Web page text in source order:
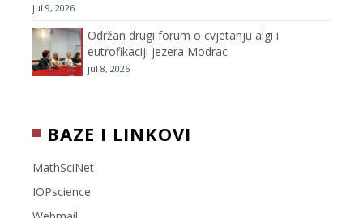
jul 9, 2026
Održan drugi forum o cvjetanju algi i
eutrofikaciji jezera Modrac
jul 8, 2026
BAZE I LINKOVI
MathSciNet
IOPscience